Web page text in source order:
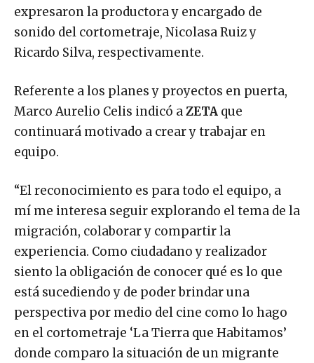
expresaron la productora y encargado de
sonido del cortometraje, Nicolasa Ruiz y
Ricardo Silva, respectivamente.
Referente a los planes y proyectos en puerta,
Marco Aurelio Celis indicó aZETA que
continuará motivado a crear y trabajar en
equipo.
“El reconocimiento es para todo el equipo, a
mí me interesa seguir explorando el tema de la
migración, colaborar y compartir la
experiencia. Como ciudadano y realizador
siento la obligación de conocer qué es lo que
está sucediendo y de poder brindar una
perspectiva por medio del cine como lo hago
en el cortometraje ‘La Tierra que Habitamos’
donde comparo la situación de un migrante